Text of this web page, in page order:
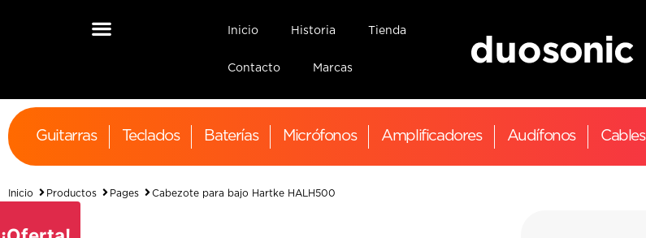
Inicio Historia Tienda
Contacto Marcas
Guitarras Teclados Baterías Micrófonos Amplificadores Audífonos Cables
Inicio Productos Pages Cabezote para bajo Hartke HALH500